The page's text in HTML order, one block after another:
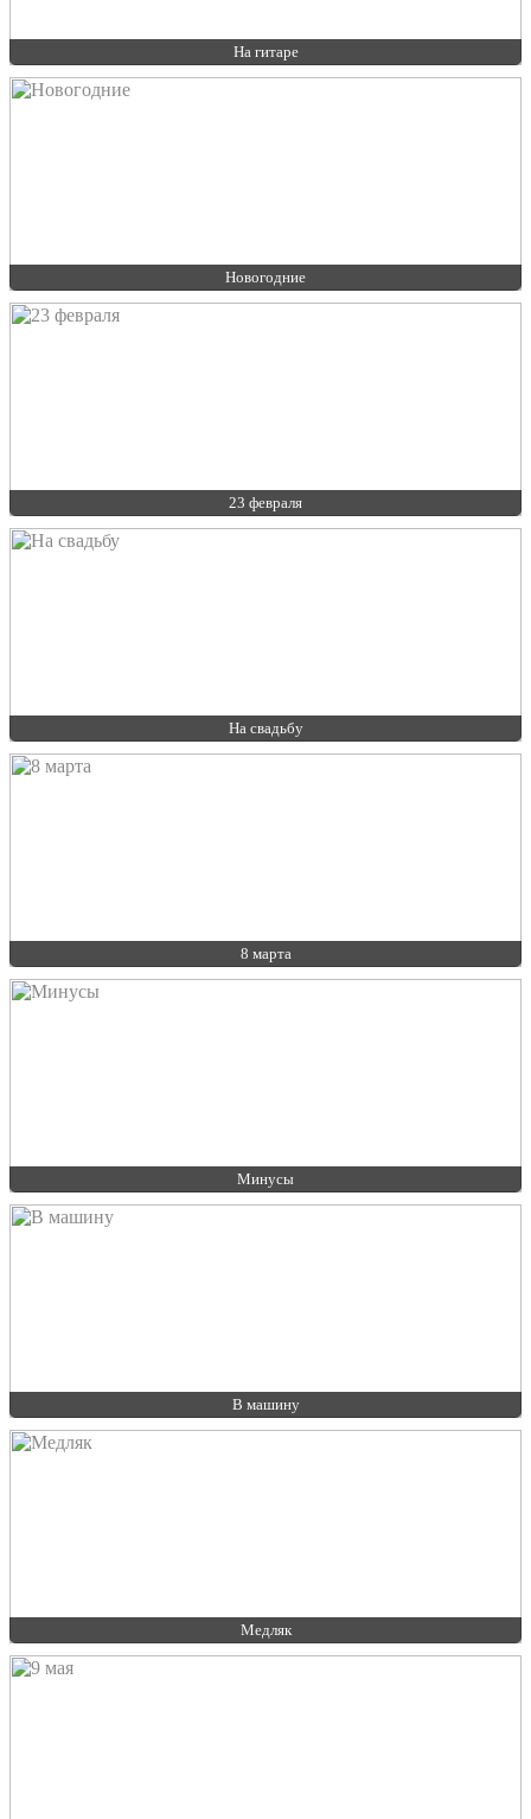
На гитаре
Новогодние
23 февраля
На свадьбу
8 марта
Минусы
В машину
Медляк